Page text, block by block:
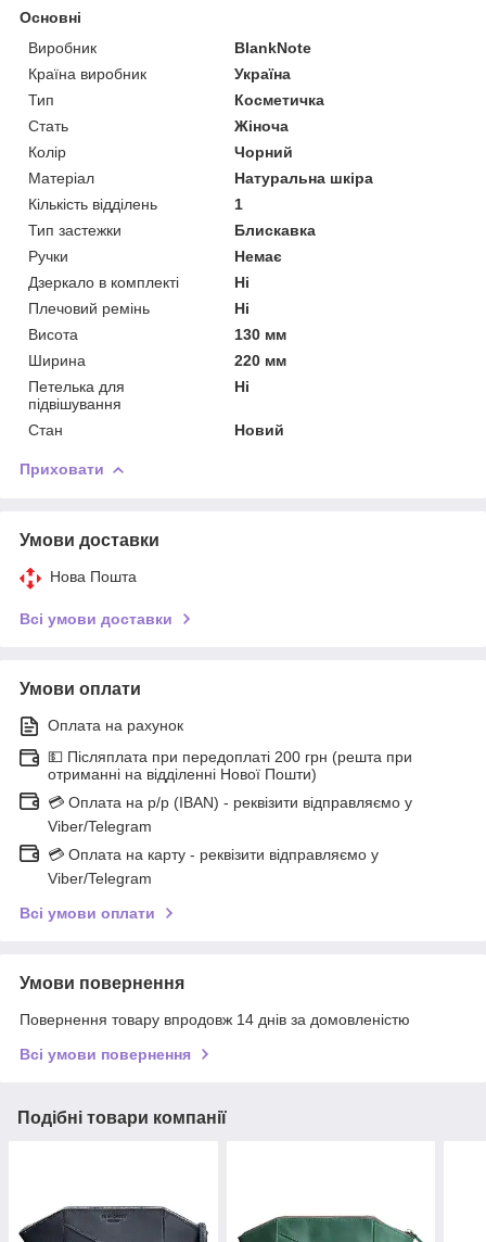
Основні
Виробник
BlankNote
Країна виробник
Україна
Тип
Косметичка
Стать
Жіноча
Колір
Чорний
Матеріал
Натуральна шкіра
Кількість відділень
1
Тип застежки
Блискавка
Ручки
Немає
Дзеркало в комплекті
Ні
Плечовий ремінь
Ні
Висота
130 мм
Ширина
220 мм
Петелька для
підвішування
Ні
Стан Новий
Приховати
Умови доставки
Нова Пошта
Всі умови доставки
Умови оплати
Оплата на рахунок
💵 Післяплата при передоплаті 200 грн (решта при
отриманні на відділенні Нової Пошти)
💳 Оплата на р/р (IBAN) - реквізити відправляємо у
Viber/Telegram
💳 Оплата на карту - реквізити відправляємо у
Viber/Telegram
Всі умови оплати
Умови повернення
Повернення товару впродовж 14 днів за домовленістю
Всі умови повернення
Подібні товари компанії